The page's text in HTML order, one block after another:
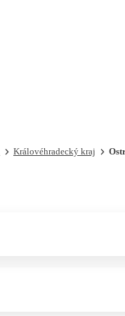
Královéhradecký kraj